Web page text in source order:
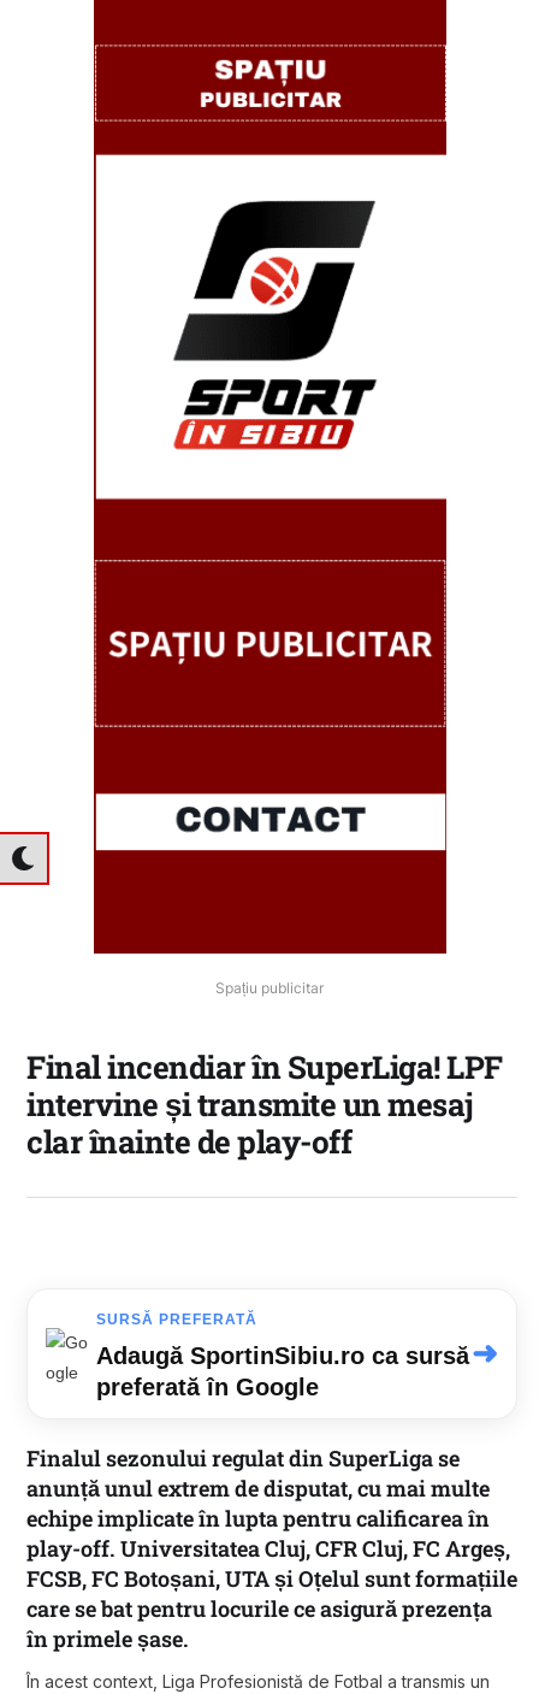
Spațiu publicitar
Final incendiar în SuperLiga! LPF
intervine și transmite un mesaj
clar înainte de play-off
SURSĂ PREFERATĂ
Adaugă SportinSibiu.ro ca sursă
preferată în Google
➜
Finalul sezonului regulat din SuperLiga se
anunță unul extrem de disputat, cu mai multe
echipe implicate în lupta pentru calificarea în
play-off. Universitatea Cluj, CFR Cluj, FC Argeș,
FCSB, FC Botoșani, UTA și Oțelul sunt formațiile
care se bat pentru locurile ce asigură prezența
în primele șase.
În acest context, Liga Profesionistă de Fotbal a transmis un